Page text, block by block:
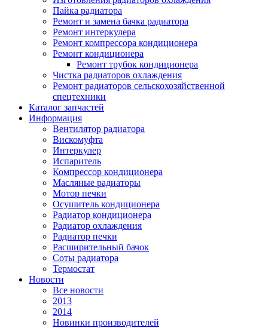
Пайка радиатора
Ремонт и замена бачка радиатора
Ремонт интеркулера
Ремонт компрессора кондиционера
Ремонт кондиционера
Ремонт трубок кондиционера
Чистка радиаторов охлаждения
Ремонт радиаторов сельскохозяйственной
спецтехники
Каталог запчастей
Информация
Вентилятор радиатора
Вискомуфта
Интеркулер
Испаритель
Компрессор кондиционера
Масляные радиаторы
Мотор печки
Осушитель кондиционера
Радиатор кондиционера
Радиатор охлаждения
Радиатор печки
Расширительный бачок
Соты радиатора
Термостат
Новости
Все новости
2013
2014
Новинки производителей